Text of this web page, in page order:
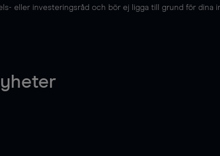
eller investeringsråd och bör ej ligga till grund för dina